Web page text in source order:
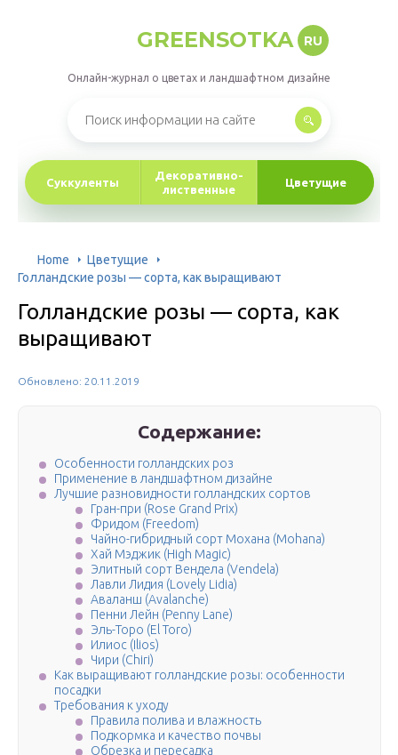
GREENSOTKA RU
Онлайн-журнал о цветах и ландшафтном дизайне
Суккуленты
Декоративно-
лиственные
Цветущие
Home
Цветущие
Голландские розы — сорта, как выращивают
Голландские розы — сорта, как
выращивают
Обновлено: 20.11.2019
Содержание:
Особенности голландских роз
Применение в ландшафтном дизайне
Лучшие разновидности голландских сортов
Гран-при (Rose Grand Prix)
Фридом (Freedom)
Чайно-гибридный сорт Мохана (Mohana)
Хай Мэджик (High Magic)
Элитный сорт Вендела (Vendela)
Лавли Лидия (Lovely Lidia)
Аваланш (Avalanche)
Пенни Лейн (Penny Lane)
Эль-Торо (El Toro)
Илиос (Ilios)
Чири (Chiri)
Как выращивают голландские розы: особенности
посадки
Требования к уходу
Правила полива и влажность
Подкормка и качество почвы
Обрезка и пересадка